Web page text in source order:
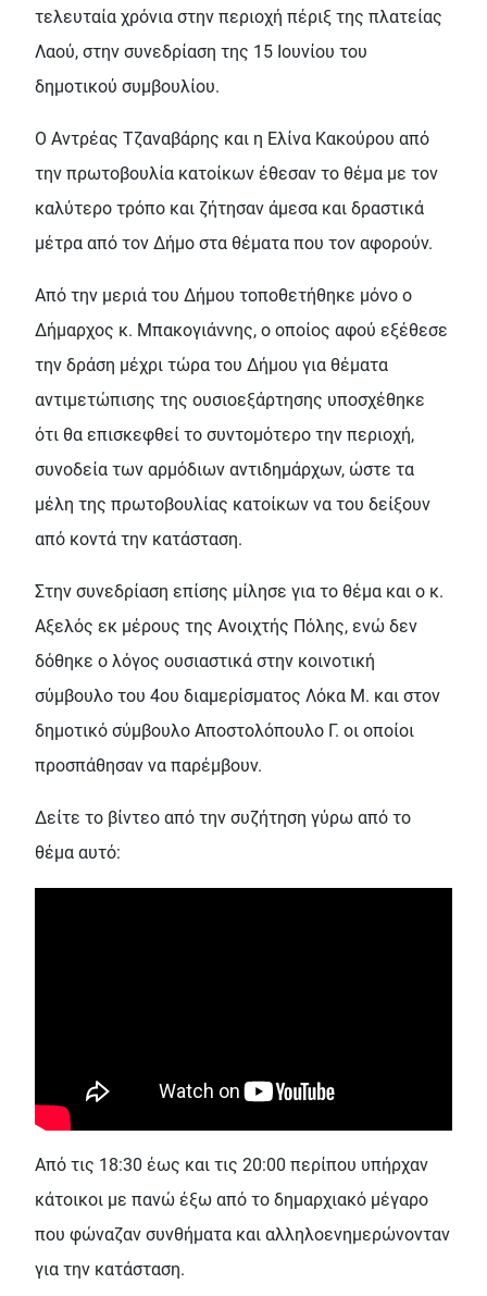
τελευταία χρόνια στην περιοχή πέριξ της πλατείας
Λαού, στην συνεδρίαση της 15 Ιουνίου του
δημοτικού συμβουλίου.
Ο Αντρέας Τζαναβάρης και η Ελίνα Κακούρου από
την πρωτοβουλία κατοίκων έθεσαν το θέμα με τον
καλύτερο τρόπο και ζήτησαν άμεσα και δραστικά
μέτρα από τον Δήμο στα θέματα που τον αφορούν.
Από την μεριά του Δήμου τοποθετήθηκε μόνο ο
Δήμαρχος κ. Μπακογιάννης, ο οποίος αφού εξέθεσε
την δράση μέχρι τώρα του Δήμου για θέματα
αντιμετώπισης της ουσιοεξάρτησης υποσχέθηκε
ότι θα επισκεφθεί το συντομότερο την περιοχή,
συνοδεία των αρμόδιων αντιδημάρχων, ώστε τα
μέλη της πρωτοβουλίας κατοίκων να του δείξουν
από κοντά την κατάσταση.
Στην συνεδρίαση επίσης μίλησε για το θέμα και ο κ.
Αξελός εκ μέρους της Ανοιχτής Πόλης, ενώ δεν
δόθηκε ο λόγος ουσιαστικά στην κοινοτική
σύμβουλο του 4ου διαμερίσματος Λόκα Μ. και στον
δημοτικό σύμβουλο Αποστολόπουλο Γ. οι οποίοι
προσπάθησαν να παρέμβουν.
Δείτε το βίντεο από την συζήτηση γύρω από το
θέμα αυτό:
Από τις 18:30 έως και τις 20:00 περίπου υπήρχαν
κάτοικοι με πανώ έξω από το δημαρχιακό μέγαρο
που φώναζαν συνθήματα και αλληλοενημερώνονταν
για την κατάσταση.